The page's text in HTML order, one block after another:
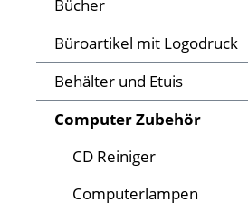
Bücher
Büroartikel mit Logodruck
Behälter und Etuis
Computer Zubehör
CD Reiniger
Computerlampen